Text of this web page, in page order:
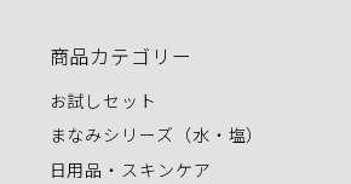
商品カテゴリー
お試しセット
まなみシリーズ（水・塩）
日用品・スキンケア